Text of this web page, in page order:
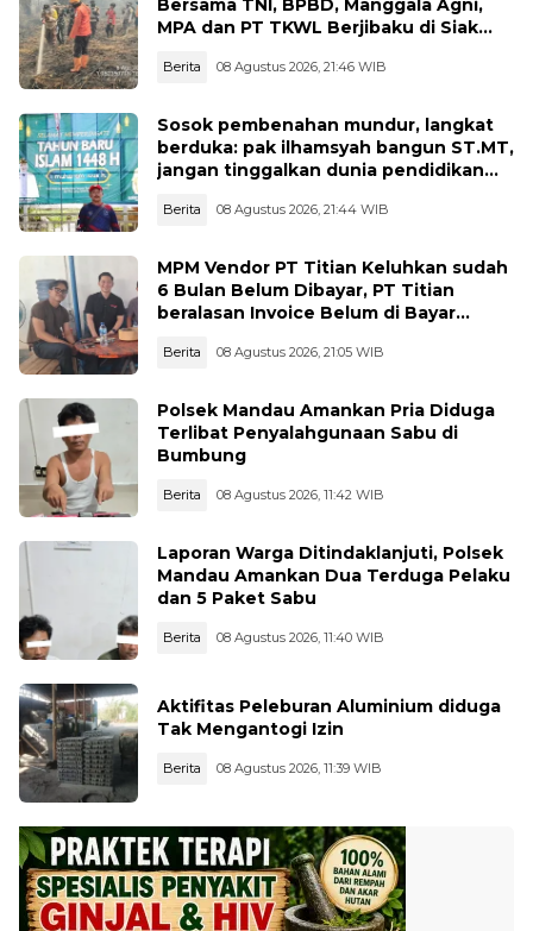
Bersama TNI, BPBD, Manggala Agni,
MPA dan PT TKWL Berjibaku di Siak
Berita 08 Agustus 2026, 21:46 WIB
Sosok pembenahan mundur, langkat
berduka: pak ilhamsyah bangun ST.MT,
jangan tinggalkan dunia pendidikan
Berita 08 Agustus 2026, 21:44 WIB
MPM Vendor PT Titian Keluhkan sudah
6 Bulan Belum Dibayar, PT Titian
beralasan Invoice Belum di Bayar
Berita 08 Agustus 2026, 21:05 WIB
Polsek Mandau Amankan Pria Diduga
Terlibat Penyalahgunaan Sabu di
Bumbung
Berita 08 Agustus 2026, 11:42 WIB
Laporan Warga Ditindaklanjuti, Polsek
Mandau Amankan Dua Terduga Pelaku
dan 5 Paket Sabu
Berita 08 Agustus 2026, 11:40 WIB
Aktifitas Peleburan Aluminium diduga
Tak Mengantogi Izin
Berita 08 Agustus 2026, 11:39 WIB